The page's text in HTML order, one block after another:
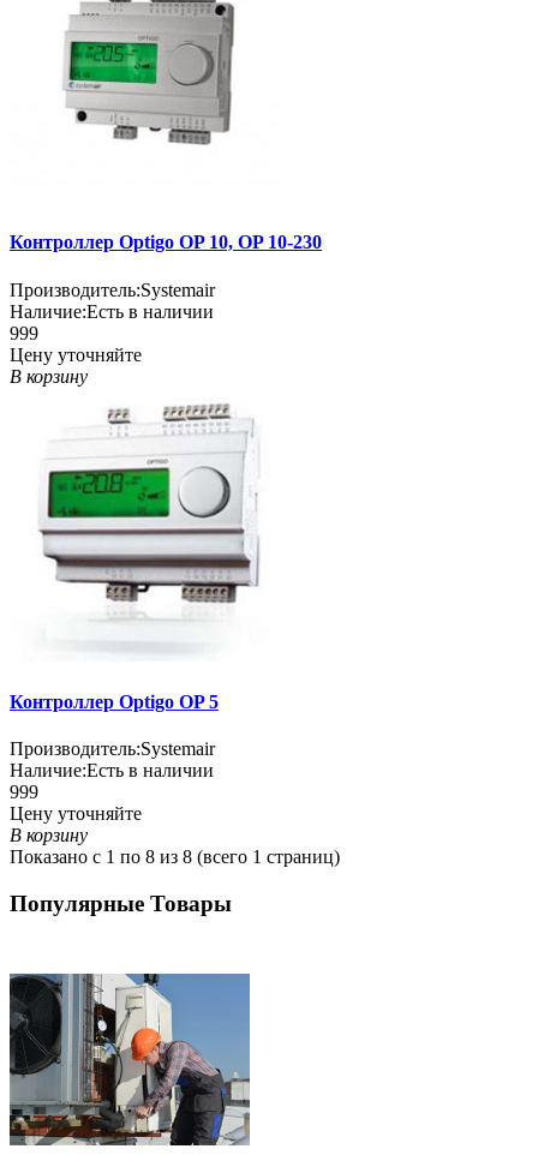
Контроллер Optigo OP 10, OP 10-230
Производитель:Systemair
Наличие:Есть в наличии
999
Цену уточняйте
В корзину
Контроллер Optigo OP 5
Производитель:Systemair
Наличие:Есть в наличии
999
Цену уточняйте
В корзину
Показано с 1 по 8 из 8 (всего 1 страниц)
Популярные Товары